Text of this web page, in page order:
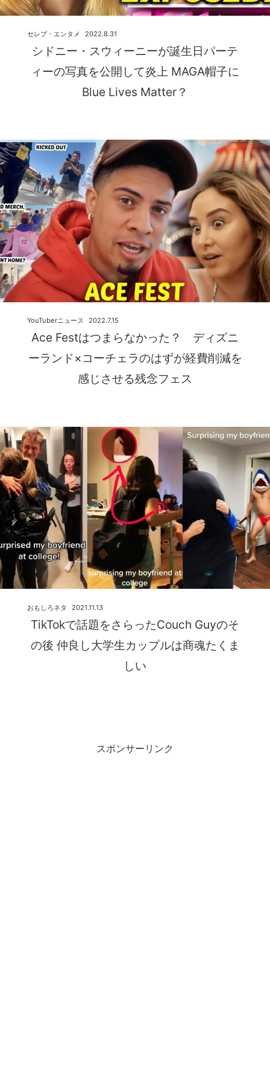
シドニー・スウィーニーが誕生日パーテ
ィーの写真を公開して炎上 MAGA帽子に
Blue Lives Matter？
2022.8.31
セレブ・エンタメ
Ace Festはつまらなかった？ ディズニ
ーランド×コーチェラのはずが経費削減を
感じさせる残念フェス
2022.7.15
YouTuberニュース
TikTokで話題をさらったCouch Guyのそ
の後 仲良し大学生カップルは商魂たくま
しい
2021.11.13
おもしろネタ
スポンサーリンク